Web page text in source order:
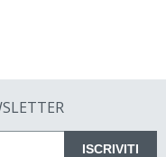
ISCRIVITI